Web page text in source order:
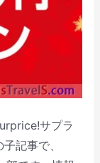
サプラ
記事で、